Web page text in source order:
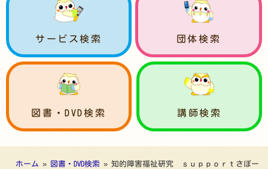
サービス検索 団体検索
図書・DVD検索 講師検索
ホーム » 図書・DVD検索 » 知的障害福祉研究 ｓｕｐｐｏｒｔさぽー